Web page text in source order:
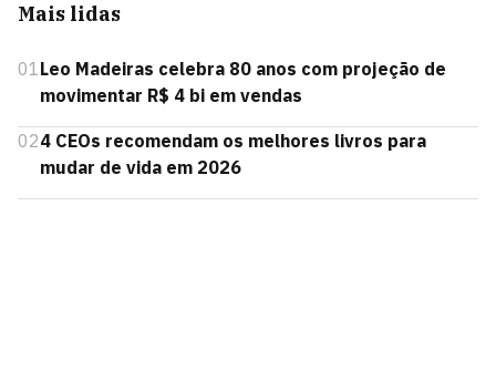
Mais lidas
01Leo Madeiras celebra 80 anos com projeção de
movimentar R$ 4 bi em vendas
024 CEOs recomendam os melhores livros para
mudar de vida em 2026